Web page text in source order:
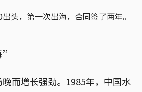
头，第一次出海，合同签了两年。
而增长强劲。1985年，中国水